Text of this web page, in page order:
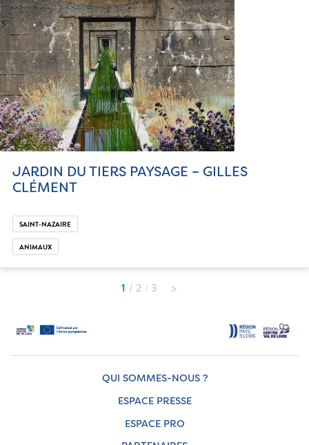
JARDIN DU TIERS PAYSAGE – GILLES
CLÉMENT
SAINT-NAZAIRE
ANIMAUX
1 2 3
QUI SOMMES-NOUS ?
ESPACE PRESSE
ESPACE PRO